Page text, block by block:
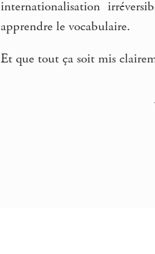
internationalisation
apprendre le vocabulaire.
Et que tout ça soit mis